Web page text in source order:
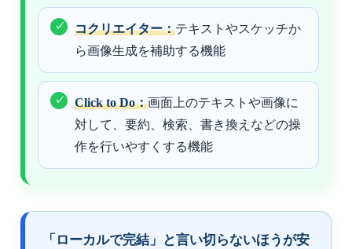
コクリエイター：テキストやスケッチか
ら画像生成を補助する機能
Click to Do：画面上のテキストや画像に
対して、要約、検索、書き換えなどの操
作を行いやすくする機能
「ローカルで完結」と言い切らないほうが安